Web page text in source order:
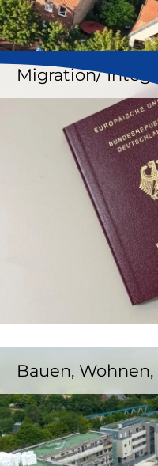
Migration/
Bauen,